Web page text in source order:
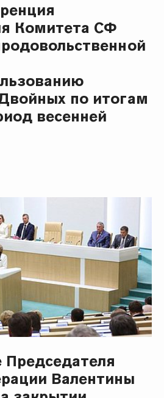
Комитета СФ
по итогам
весенней
Председателя
Валентины